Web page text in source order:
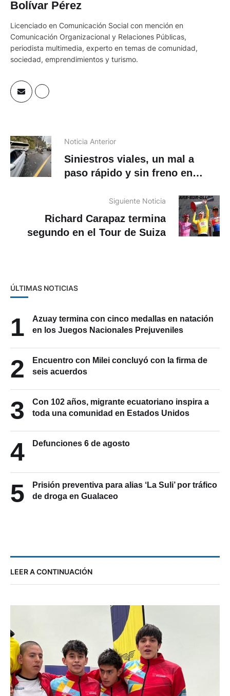
Bolívar Pérez
Licenciado en Comunicación Social con mención en
Comunicación Organizacional y Relaciones Públicas,
periodista multimedia, experto en temas de comunidad,
sociedad, emprendimientos y turismo.
Noticia Anterior
Siniestros viales, un mal a
paso rápido y sin freno en
Siguiente Noticia
Richard Carapaz termina
segundo en el Tour de Suiza
ÚLTIMAS NOTICIAS
1
Azuay termina con cinco medallas en natación
en los Juegos Nacionales Prejuveniles
2
Encuentro con Milei concluyó con la firma de
seis acuerdos
3
Con 102 años, migrante ecuatoriano inspira a
toda una comunidad en Estados Unidos
4 Defunciones 6 de agosto
5
Prisión preventiva para alias ‘La Suli’ por tráfico
de droga en Gualaceo
LEER A CONTINUACIÓN